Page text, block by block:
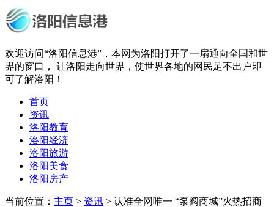
欢迎访问“洛阳信息港”，本网为洛阳打开了一扇通向全国和世
界的窗口， 让洛阳走向世界，使世界各地的网民足不出户即
可了解洛阳！
首页
资讯
洛阳教育
洛阳经济
洛阳旅游
洛阳美食
洛阳房产
当前位置： 主页 > 资讯 > 认准全网唯一 “泵阀商城”火热招商